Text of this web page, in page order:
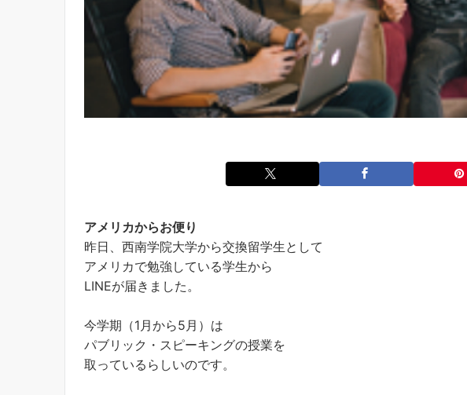
アメリカからお便り
昨日、西南学院大学から交換留学生として
アメリカで勉強している学生から
LINEが届きました。
今学期（1月から5月）は
パブリック・スピーキングの授業を
取っているらしいのです。